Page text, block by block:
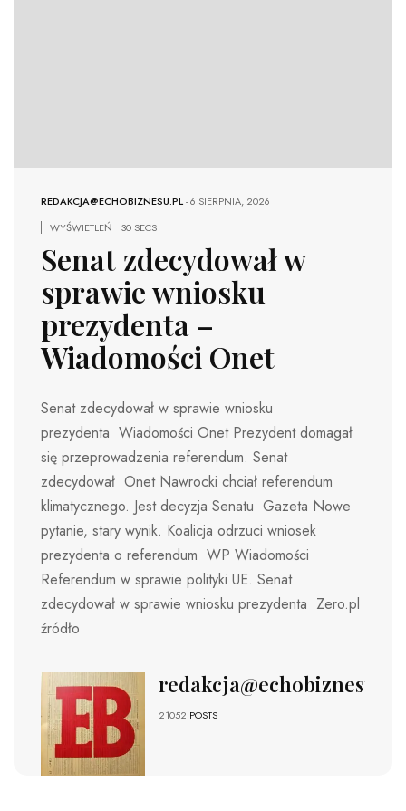
REDAKCJA@ECHOBIZNESU.PL-6 SIERPNIA, 2026
WYŚWIETLEŃ
30 SECS
Senat zdecydował w
sprawie wniosku
prezydenta –
Wiadomości Onet
Senat zdecydował w sprawie wniosku
prezydenta Wiadomości Onet Prezydent domagał
się przeprowadzenia referendum. Senat
zdecydował Onet Nawrocki chciał referendum
klimatycznego. Jest decyzja Senatu Gazeta Nowe
pytanie, stary wynik. Koalicja odrzuci wniosek
prezydenta o referendum WP Wiadomości
Referendum w sprawie polityki UE. Senat
zdecydował w sprawie wniosku prezydenta Zero.pl
źródło
redakcja@echobiznesu.pl
21052 POSTS